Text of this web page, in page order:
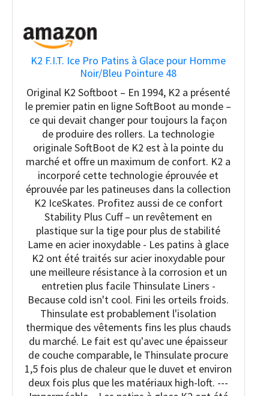
K2 F.I.T. Ice Pro Patins à Glace pour Homme
Noir/Bleu Pointure 48
Original K2 Softboot – En 1994, K2 a présenté
le premier patin en ligne SoftBoot au monde –
ce qui devait changer pour toujours la façon
de produire des rollers. La technologie
originale SoftBoot de K2 est à la pointe du
marché et offre un maximum de confort. K2 a
incorporé cette technologie éprouvée et
éprouvée par les patineuses dans la collection
K2 IceSkates. Profitez aussi de ce confort
Stability Plus Cuff – un revêtement en
plastique sur la tige pour plus de stabilité
Lame en acier inoxydable - Les patins à glace
K2 ont été traités sur acier inoxydable pour
une meilleure résistance à la corrosion et un
entretien plus facile Thinsulate Liners -
Because cold isn't cool. Fini les orteils froids.
Thinsulate est probablement l'isolation
thermique des vêtements fins les plus chauds
du marché. Le fait est qu'avec une épaisseur
de couche comparable, le Thinsulate procure
1,5 fois plus de chaleur que le duvet et environ
deux fois plus que les matériaux high-loft. ---